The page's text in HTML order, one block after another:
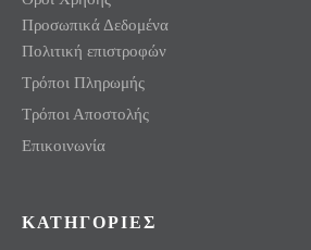
Προσωπικά Δεδομένα
Πολιτική επιστροφών
Τρόποι Πληρωμής
Τρόποι Αποστολής
Επικοινωνία
ΚΑΤΗΓΟΡΙΕΣ